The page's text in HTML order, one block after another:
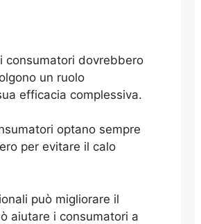
consumatori dovrebbero
un ruolo
efficacia complessiva.
optano sempre
per evitare il calo
può migliorare il
aiutare i consumatori a